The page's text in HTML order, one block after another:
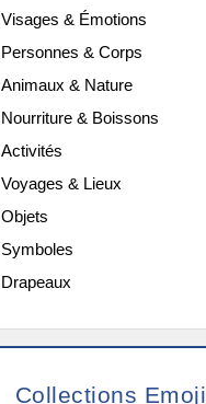
Visages & Émotions
Personnes & Corps
Animaux & Nature
Nourriture & Boissons
Activités
Voyages & Lieux
Objets
Symboles
Drapeaux
Collections Emoji